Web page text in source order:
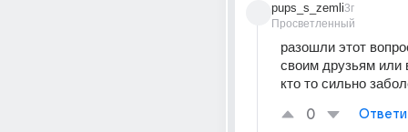
pups_s_zemli
Просветленный
3г
разошли этот
своим друзьям или
кто то сильно
0